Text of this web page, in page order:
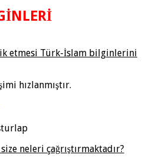
etmesi Türk-İslam bilginlerini
hızlanmıştır.
neleri çağrıştırmaktadır?